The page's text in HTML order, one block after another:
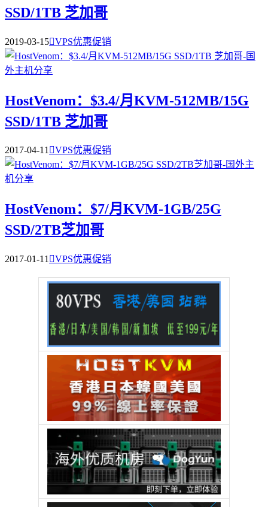
SSD/1TB 芝加哥
2019-03-15VPS优惠促销
HostVenom：$3.4/月KVM-512MB/15G
SSD/1TB 芝加哥
2017-04-11VPS优惠促销
HostVenom：$7/月KVM-1GB/25G
SSD/2TB芝加哥
2017-01-11 VPS优惠促销